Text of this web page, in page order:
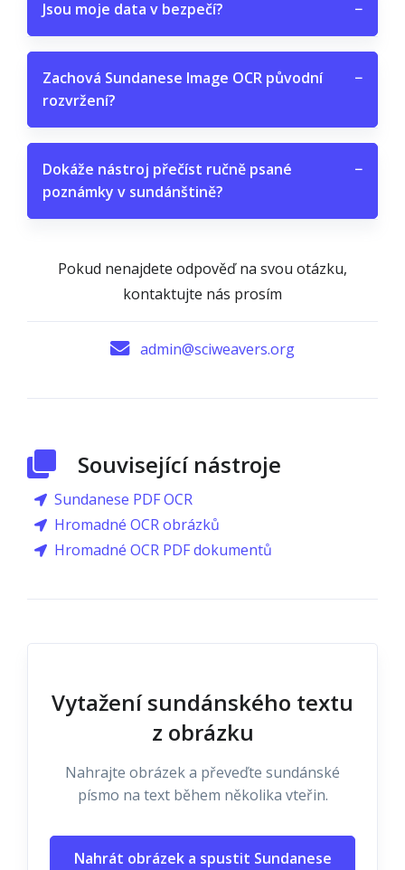
Jsou moje data v bezpečí? −
Zachová Sundanese Image OCR původní
rozvržení?
−
Dokáže nástroj přečíst ručně psané
poznámky v sundánštině?
−
Pokud nenajdete odpověď na svou otázku,
kontaktujte nás prosím
admin@sciweavers.org
Související nástroje
Sundanese PDF OCR
Hromadné OCR obrázků
Hromadné OCR PDF dokumentů
Vytažení sundánského textu
z obrázku
Nahrajte obrázek a převeďte sundánské
písmo na text během několika vteřin.
Nahrát obrázek a spustit Sundanese